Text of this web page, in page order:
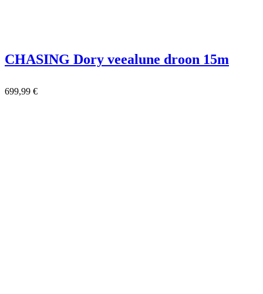
CHASING Dory veealune droon 15m
699,99 €